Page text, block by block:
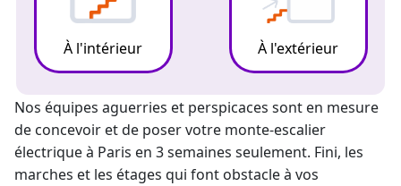
À l'intérieur À l'extérieur
Nos équipes aguerries et perspicaces sont en mesure
de concevoir et de poser votre monte-escalier
électriqueà Paris en 3 semaines seulement. Fini, les
marches et les étages qui font obstacle à vos